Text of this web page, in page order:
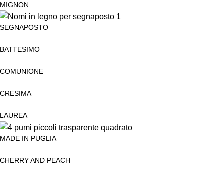
MIGNON
SEGNAPOSTO
BATTESIMO
COMUNIONE
CRESIMA
LAUREA
MADE IN PUGLIA
CHERRY AND PEACH